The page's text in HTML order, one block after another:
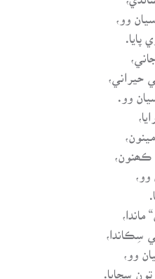
وو،
پايا.
حيراني،
وو.
ڪھنون،
ماندا،
سِڪاندا،
وو،
سجايا.